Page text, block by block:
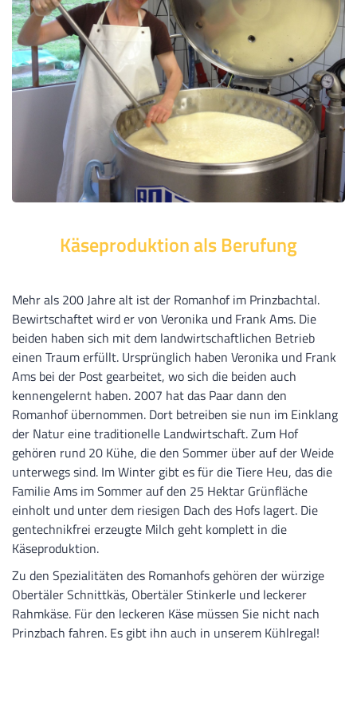
Käseproduktion als Berufung
Mehr als 200 Jahre alt ist der Romanhof im Prinzbachtal.
Bewirtschaftet wird er von Veronika und Frank Ams. Die
beiden haben sich mit dem landwirtschaftlichen Betrieb
einen Traum erfüllt. Ursprünglich haben Veronika und Frank
Ams bei der Post gearbeitet, wo sich die beiden auch
kennengelernt haben. 2007 hat das Paar dann den
Romanhof übernommen. Dort betreiben sie nun im Einklang
der Natur eine traditionelle Landwirtschaft. Zum Hof
gehören rund 20 Kühe, die den Sommer über auf der Weide
unterwegs sind. Im Winter gibt es für die Tiere Heu, das die
Familie Ams im Sommer auf den 25 Hektar Grünfläche
einholt und unter dem riesigen Dach des Hofs lagert. Die
gentechnikfrei erzeugte Milch geht komplett in die
Käseproduktion.
Zu den Spezialitäten des Romanhofs gehören der würzige
Obertäler Schnittkäs, Obertäler Stinkerle und leckerer
Rahmkäse. Für den leckeren Käse müssen Sie nicht nach
Prinzbach fahren. Es gibt ihn auch in unserem Kühlregal!